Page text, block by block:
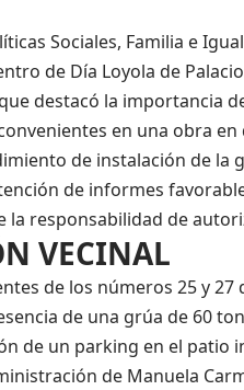
Sociales, Familia e
de Día Loyola de
destacó la importancia
en una obra
de instalación de la
de informes
la responsabilidad de
VECINAL
de los números 25 y 27
de una grúa de 60
de un parking en el patio
de Manuela